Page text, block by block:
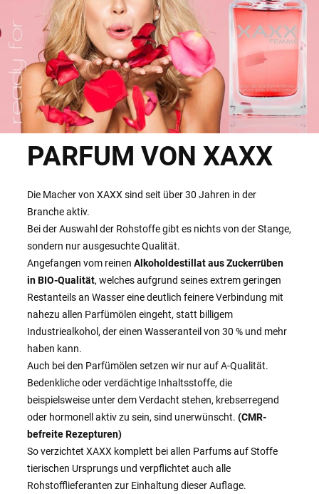
PARFUM VON XAXX
Die Macher von XAXX sind seit über 30 Jahren in der
Branche aktiv.
Bei der Auswahl der Rohstoffe gibt es nichts von der Stange,
sondern nur ausgesuchte Qualität.
Angefangen vom reinenAlkoholdestillat aus Zuckerrüben
in BIO-Qualität, welches aufgrund seines extrem geringen
Restanteils an Wasser eine deutlich feinere Verbindung mit
nahezu allen Parfümölen eingeht, statt billigem
Industriealkohol, der einen Wasseranteil von 30 % und mehr
haben kann.
Auch bei den Parfümölen setzen wir nur auf A-Qualität.
Bedenkliche oder verdächtige Inhaltsstoffe, die
beispielsweise unter dem Verdacht stehen, krebserregend
oder hormonell aktiv zu sein, sind unerwünscht.(CMR-
befreite Rezepturen)
So verzichtet XAXX komplett bei allen Parfums auf Stoffe
tierischen Ursprungs und verpflichtet auch alle
Rohstofflieferanten zur Einhaltung dieser Auflage.